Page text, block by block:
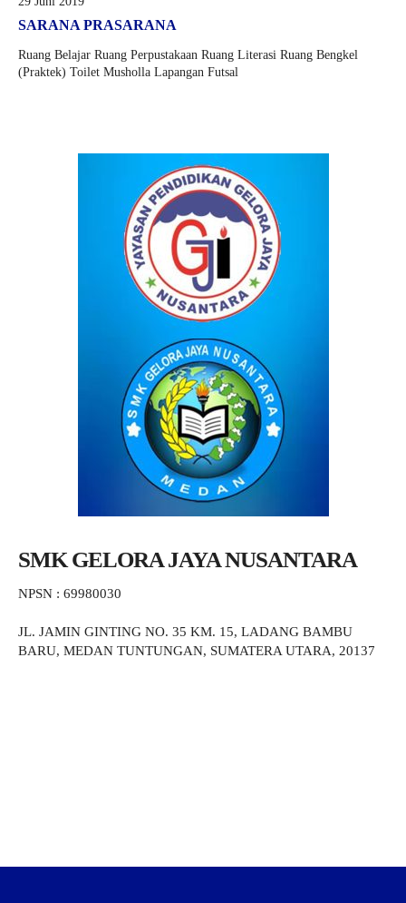
SARANA PRASARANA
Ruang Belajar Ruang Perpustakaan Ruang Literasi Ruang Bengkel
(Praktek) Toilet Musholla Lapangan Futsal
SMK GELORA JAYA NUSANTARA
NPSN : 69980030
JL. JAMIN GINTING NO. 35 KM. 15, LADANG BAMBU
BARU, MEDAN TUNTUNGAN, SUMATERA UTARA, 20137